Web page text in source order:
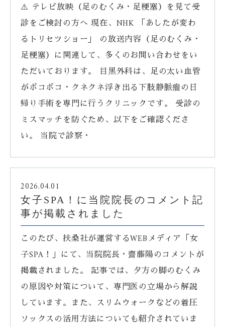
⚠️ テレビ放映（足のむくみ・足梗塞）を見て受
診をご検討の方へ 現在、NHK 「あしたが変わ
るトリセツショー」 の放送内容（足のむくみ・
足梗塞）に関連して、多くのお問い合わせをい
ただいております。 目黒外科は、足の太い血管
がボコボコ・クネクネ浮き出る下肢静脈瘤の日
帰り手術を専門に行うクリニックです。 受診の
ミスマッチを防ぐため、以下をご確認くださ
い。 当院で診察・
2026.04.01
女子SPA！に当院院長のコメント記
事が掲載されました
このたび、扶桑社が運営するWEBメディア「女
子SPA！」にて、当院院長・齋藤陽のコメントが
掲載されました。 記事では、夕方の脚のむくみ
の原因や対策について、専門医の立場から解説
しています。また、スリムウォークなどの着圧
ソックスの活用方法についても紹介されていま